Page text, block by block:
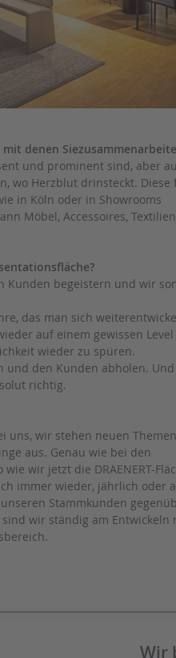
denen
und prominent sind, aber
wo Herzblut drinsteckt. Diese
in Köln oder in Showrooms
Möbel, Accessoires,
Kunden begeistern und wir
das man sich
auf einem gewissen Level
wieder zu spüren.
und den Kunden abholen.
richtig.
uns, wir stehen neuen Themen
aus. Genau wie bei den
wir jetzt die DRAENERT-
immer wieder, jährlich oder
Stammkunden
wir ständig am Entwickeln
Wir